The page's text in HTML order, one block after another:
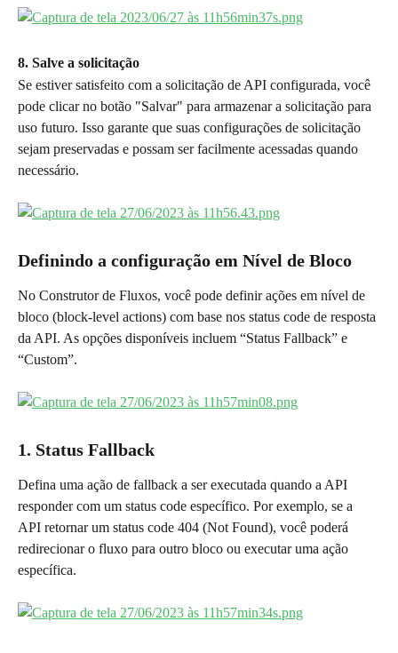
8. Salve a solicitação
Se estiver satisfeito com a solicitação de API configurada, você
pode clicar no botão "Salvar" para armazenar a solicitação para
uso futuro. Isso garante que suas configurações de solicitação
sejam preservadas e possam ser facilmente acessadas quando
necessário.
Definindo a configuração em Nível de Bloco
No Construtor de Fluxos, você pode definir ações em nível de
bloco (block-level actions) com base nos status code de resposta
da API. As opções disponíveis incluem “Status Fallback” e
“Custom”.
1. Status Fallback
Defina uma ação de fallback a ser executada quando a API
responder com um status code específico. Por exemplo, se a
API retornar um status code 404 (Not Found), você poderá
redirecionar o fluxo para outro bloco ou executar uma ação
específica.